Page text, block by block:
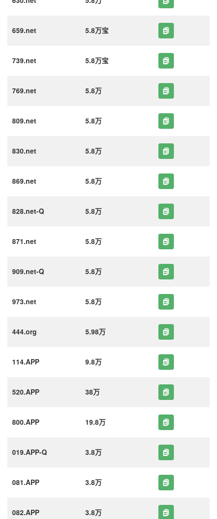
659.net 5.8万宝
739.net 5.8万宝
769.net 5.8万
809.net 5.8万
830.net 5.8万
869.net 5.8万
828.net-Q 5.8万
871.net 5.8万
909.net-Q 5.8万
973.net 5.8万
444.org 5.98万
114.APP 9.8万
520.APP 38万
800.APP 19.8万
019.APP-Q 3.8万
081.APP 3.8万
082.APP 3.8万